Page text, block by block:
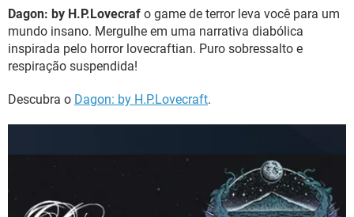
Dagon: by H.P.Lovecraf o game de terror leva você para um
mundo insano. Mergulhe em uma narrativa diabólica
inspirada pelo horror lovecraftian. Puro sobressalto e
respiração suspendida!
Descubra o Dagon: by H.P.Lovecraft.